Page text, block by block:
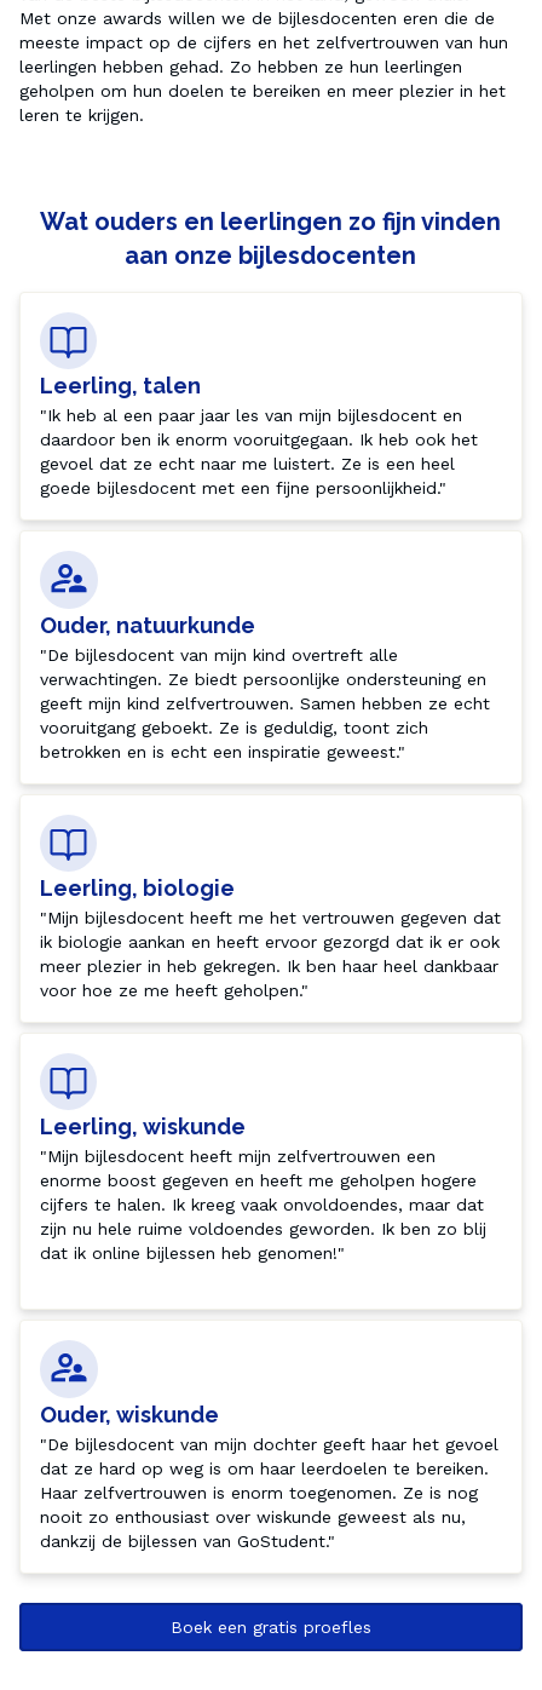
Met onze awards willen we de bijlesdocenten eren die de
meeste impact op de cijfers en het zelfvertrouwen van hun
leerlingen hebben gehad. Zo hebben ze hun leerlingen
geholpen om hun doelen te bereiken en meer plezier in het
leren te krijgen.
Wat ouders en leerlingen zo fijn vinden
aan onze bijlesdocenten
Leerling, talen
"Ik heb al een paar jaar les van mijn bijlesdocent en
daardoor ben ik enorm vooruitgegaan. Ik heb ook het
gevoel dat ze echt naar me luistert. Ze is een heel
goede bijlesdocent met een fijne persoonlijkheid."
Ouder, natuurkunde
"De bijlesdocent van mijn kind overtreft alle
verwachtingen. Ze biedt persoonlijke ondersteuning en
geeft mijn kind zelfvertrouwen. Samen hebben ze echt
vooruitgang geboekt. Ze is geduldig, toont zich
betrokken en is echt een inspiratie geweest."
Leerling, biologie
"Mijn bijlesdocent heeft me het vertrouwen gegeven dat
ik biologie aankan en heeft ervoor gezorgd dat ik er ook
meer plezier in heb gekregen. Ik ben haar heel dankbaar
voor hoe ze me heeft geholpen."
Leerling, wiskunde
"Mijn bijlesdocent heeft mijn zelfvertrouwen een
enorme boost gegeven en heeft me geholpen hogere
cijfers te halen. Ik kreeg vaak onvoldoendes, maar dat
zijn nu hele ruime voldoendes geworden. Ik ben zo blij
dat ik online bijlessen heb genomen!"
Ouder, wiskunde
"De bijlesdocent van mijn dochter geeft haar het gevoel
dat ze hard op weg is om haar leerdoelen te bereiken.
Haar zelfvertrouwen is enorm toegenomen. Ze is nog
nooit zo enthousiast over wiskunde geweest als nu,
dankzij de bijlessen van GoStudent."
Boek een gratis proefles